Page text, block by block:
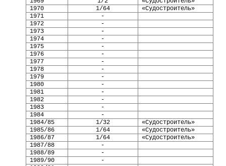
1970
1/64
«Судостроитель»
1971
-
1972
-
1973
-
1974
-
1975
-
1976
-
1977
-
1978
-
1979
-
1980
-
1981
-
1982
-
1983
-
1984
-
1984/85
1/32
«Судостроитель»
1985/86
1/64
«Судостроитель»
1986/87
1/64
«Судостроитель»
1987/88
-
1988/89
-
1989/90
-